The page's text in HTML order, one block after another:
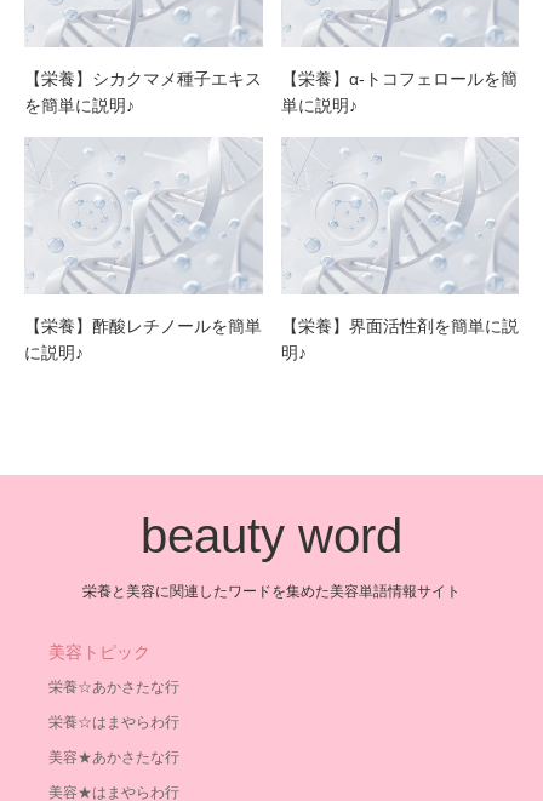
【栄養】シカクマメ種子エキス
を簡単に説明♪
【栄養】α-トコフェロールを簡
単に説明♪
【栄養】酢酸レチノールを簡単
に説明♪
【栄養】界面活性剤を簡単に説
明♪
beauty word
栄養と美容に関連したワードを集めた美容単語情報サイト
美容トピック
栄養☆あかさたな行
栄養☆はまやらわ行
美容★あかさたな行
美容★はまやらわ行